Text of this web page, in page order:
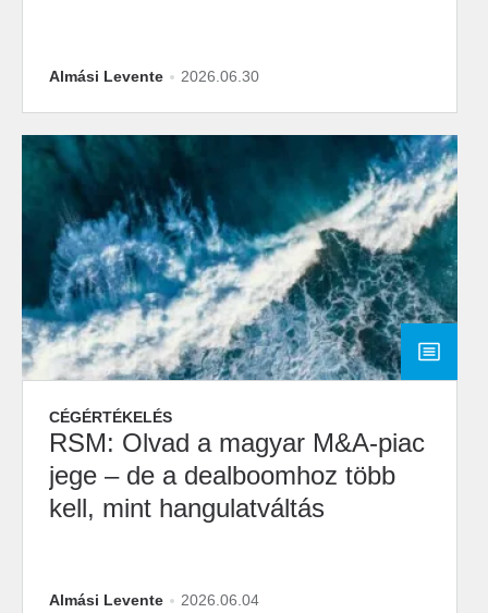
Almási Levente 2026.06.30
CÉGÉRTÉKELÉS
RSM: Olvad a magyar M&A-piac
jege – de a dealboomhoz több
kell, mint hangulatváltás
Almási Levente 2026.06.04